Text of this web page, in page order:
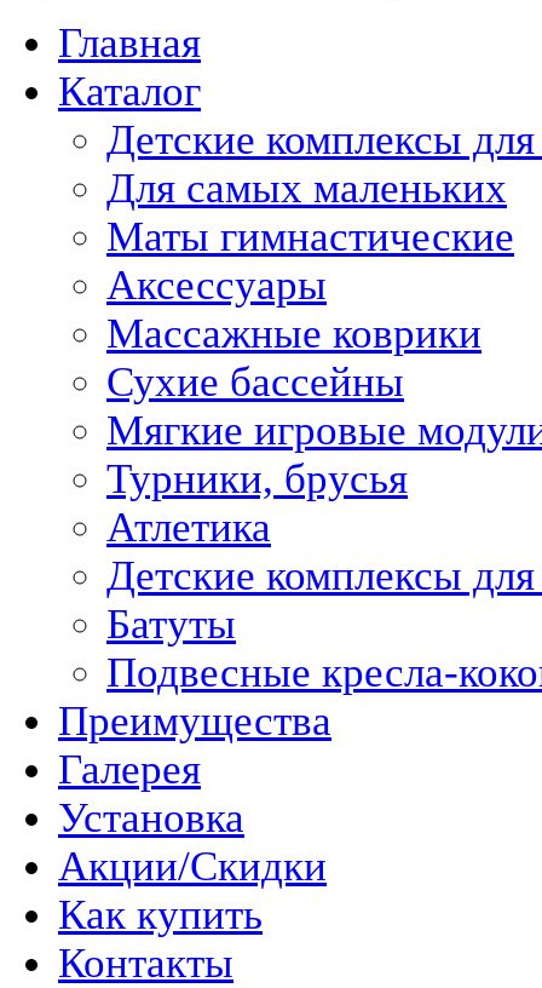
Главная
Каталог
Детские комплексы
Для самых маленьких
Маты гимнастические
Аксессуары
Массажные коврики
Сухие бассейны
Мягкие игровые
Турники, брусья
Атлетика
Детские комплексы
Батуты
Подвесные кресла-
Преимущества
Галерея
Установка
Акции/Скидки
Как купить
Контакты